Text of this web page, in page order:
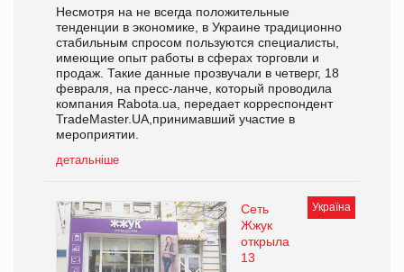
Несмотря на не всегда положительные
тенденции в экономике, в Украине традиционно
стабильным спросом пользуются специалисты,
имеющие опыт работы в сферах торговли и
продаж. Такие данные прозвучали в четверг, 18
февраля, на пресс-ланче, который проводила
компания Rabota.ua, передает корреспондент
TradeMaster.UA,принимавший участие в
мероприятии.
детальніше
Україна
Сеть
Жжук
открыла
13